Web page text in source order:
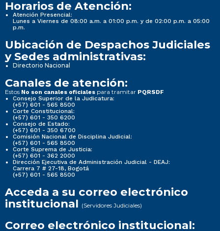
Horarios de Atención:
Atención Presencial:
Lunes a Viernes de 08:00 a.m. a 01:00 p.m. y de 02:00 p.m. a 05:00
p.m.
Ubicación de Despachos Judiciales
y Sedes administrativas:
Directorio Nacional
Canales de atención:
Estos No son canales oficiales para tramitar PQRSDF
Consejo Superior de la Judicatura:
(+57) 601 - 565 8500
Corte Constitucional:
(+57) 601 - 350 6200
Consejo de Estado:
(+57) 601 - 350 6700
Comisión Nacional de Disciplina Judicial:
(+57) 601 - 565 8500
Corte Suprema de Justicia:
(+57) 601 - 362 2000
Dirección Ejecutiva de Administración Judicial - DEAJ:
Carrera 7 # 27-18, Bogotá
(+57) 601 - 565 8500
Acceda a su correo electrónico
institucional (Servidores Judiciales)
Correo electrónico institucional: